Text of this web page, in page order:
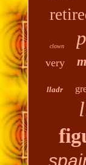
clown
very
lladr